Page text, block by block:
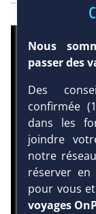
Nous
passer des
Des
confirmée
dans les
joindre
notre
réserver
pour vous
voyages